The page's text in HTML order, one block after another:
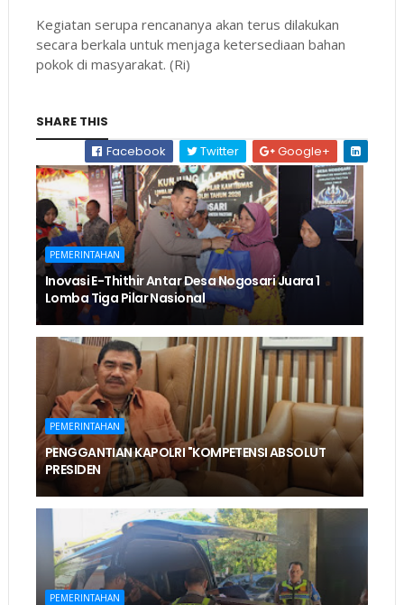
Kegiatan serupa rencananya akan terus dilakukan
secara berkala untuk menjaga ketersediaan bahan
pokok di masyarakat. (Ri)
SHARE THIS
Facebook
Twitter Google+
PEMERINTAHAN
Inovasi E-Thithir Antar Desa Nogosari Juara 1
Lomba Tiga Pilar Nasional
PEMERINTAHAN
PENGGANTIAN KAPOLRI "KOMPETENSI ABSOLUT
PRESIDEN
PEMERINTAHAN